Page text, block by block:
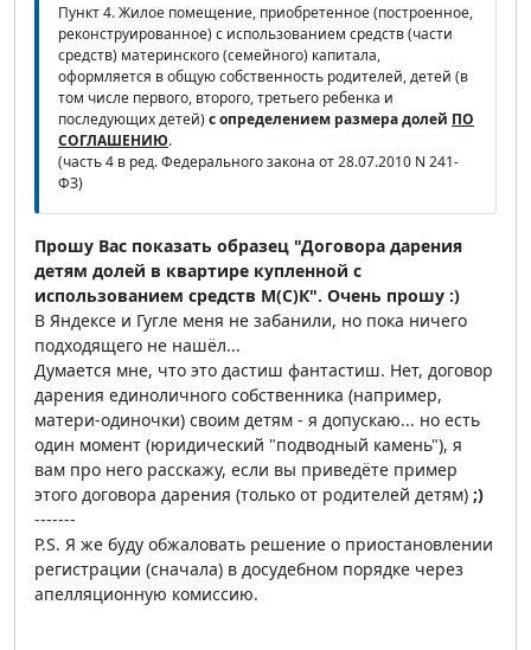
Пункт 4. Жилое помещение, приобретенное (построенное,
реконструированное) с использованием средств (части
средств) материнского (семейного) капитала,
оформляется в общую собственность родителей, детей (в
том числе первого, второго, третьего ребенка и
последующих детей) с определением размера долей ПО
СОГЛАШЕНИЮ.
(часть 4 в ред. Федерального закона от 28.07.2010 N 241-
ФЗ)
Прошу Вас показать образец "Договора дарения
детям долей в квартире купленной с
использованием средств М(С)К". Очень прошу :)
В Яндексе и Гугле меня не забанили, но пока ничего
подходящего не нашёл...
Думается мне, что это дастиш фантастиш. Нет, договор
дарения единоличного собственника (например,
матери-одиночки) своим детям - я допускаю... но есть
один момент (юридический "подводный камень"), я
вам про него расскажу, если вы приведёте пример
этого договора дарения (только от родителей детям) ;)
-------
P.S. Я же буду обжаловать решение о приостановлении
регистрации (сначала) в досудебном порядке через
апелляционную комиссию.